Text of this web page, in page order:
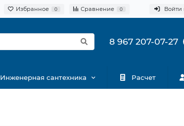
Избранное 0 Сравнение 0 Войти
8 967 207-07-27
Инженерная сантехника Расчет